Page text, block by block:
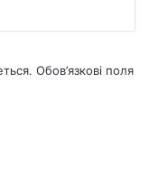
Обов’язкові поля